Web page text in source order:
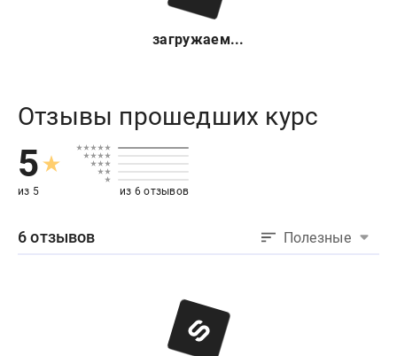
загружаем...
Отзывы прошедших курс
5
из 5 из 6 отзывов
6 отзывов Полезные